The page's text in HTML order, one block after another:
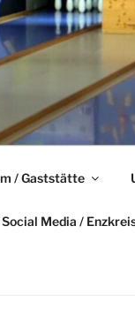
/ Gaststätte
Social Media /